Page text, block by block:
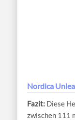
Nordica
Diese
zwischen 111